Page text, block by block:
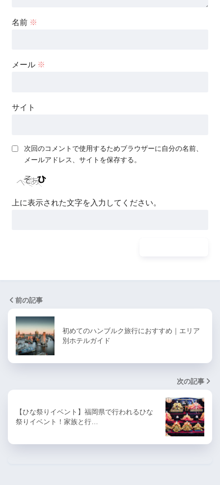
名前 ※
メール ※
サイト
次回のコメントで使用するためブラウザーに自分の名前、
メールアドレス、サイトを保存する。
上に表示された文字を入力してください。
前の記事
初めてのハンブルク旅行におすすめ｜エリア
別ホテルガイド
次の記事
【ひな祭りイベント】福岡県で行われるひな
祭りイベント！家族と行…